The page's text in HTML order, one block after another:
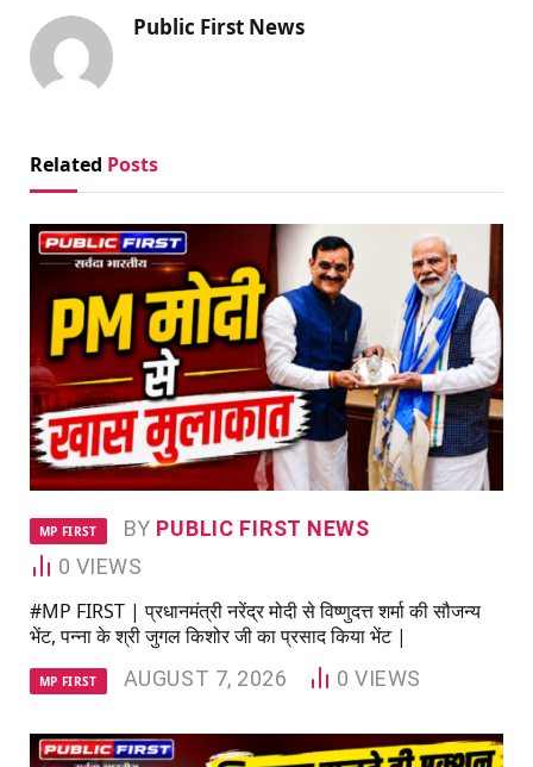
Public First News
Related Posts
MP FIRST BY PUBLIC FIRST NEWS
0 VIEWS
#MP FIRST | प्रधानमंत्री नरेंद्र मोदी से विष्णुदत्त शर्मा की सौजन्य
भेंट, पन्ना के श्री जुगल किशोर जी का प्रसाद किया भेंट |
MP FIRST AUGUST 7, 2026 0VIEWS